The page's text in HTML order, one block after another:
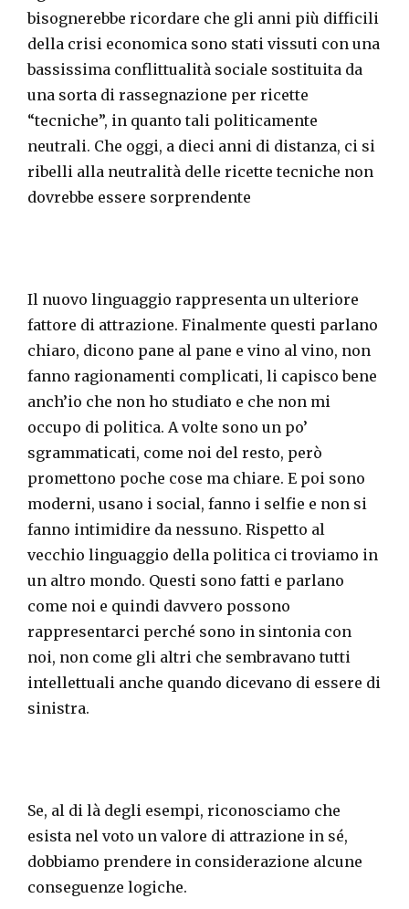
bisognerebbe ricordare che gli anni più difficili
della crisi economica sono stati vissuti con una
bassissima conflittualità sociale sostituita da
una sorta di rassegnazione per ricette
“tecniche”, in quanto tali politicamente
neutrali. Che oggi, a dieci anni di distanza, ci si
ribelli alla neutralità delle ricette tecniche non
dovrebbe essere sorprendente
Il nuovo linguaggio rappresenta un ulteriore
fattore di attrazione. Finalmente questi parlano
chiaro, dicono pane al pane e vino al vino, non
fanno ragionamenti complicati, li capisco bene
anch’io che non ho studiato e che non mi
occupo di politica. A volte sono un po’
sgrammaticati, come noi del resto, però
promettono poche cose ma chiare. E poi sono
moderni, usano i social, fanno i selfie e non si
fanno intimidire da nessuno. Rispetto al
vecchio linguaggio della politica ci troviamo in
un altro mondo. Questi sono fatti e parlano
come noi e quindi davvero possono
rappresentarci perché sono in sintonia con
noi, non come gli altri che sembravano tutti
intellettuali anche quando dicevano di essere di
sinistra.
Se, al di là degli esempi, riconosciamo che
esista nel voto un valore di attrazione in sé,
dobbiamo prendere in considerazione alcune
conseguenze logiche.